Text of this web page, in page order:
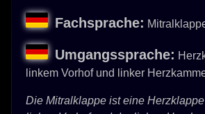
Fachsprache:
Umgangssprache:
linkem Vorhof und linker
Die Mitralklappe ist eine